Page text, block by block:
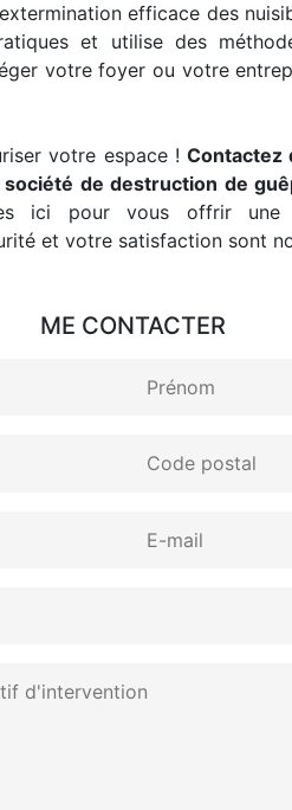
efficace des
et utilise des
votre foyer ou votre
votre espace ! Contactez
de destruction de
ici pour vous offrir une
et votre satisfaction sont
ME CONTACTER